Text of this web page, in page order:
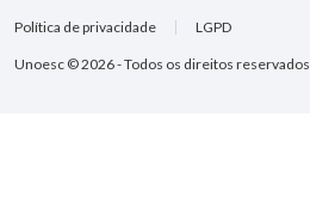
Unoesc © 2026 - Todos os direitos reservados
Política de privacidade LGPD